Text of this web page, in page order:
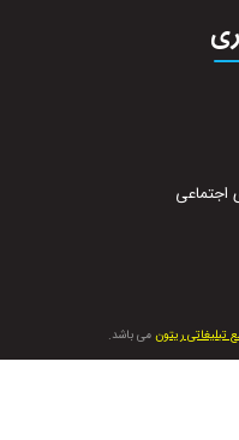
تبلیغاتی ریتون می باشد.
اجتماعی